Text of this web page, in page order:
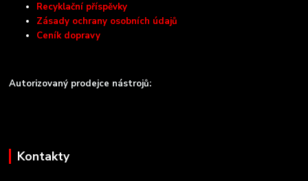
Recyklační příspěvky
Zásady ochrany osobních údajů
Ceník dopravy
Autorizovaný prodejce nástrojů:
Kontakty